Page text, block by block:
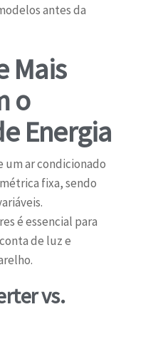
antes da
Mais
o
Energia
um ar condicionado
fixa, sendo
é essencial para
de luz e
vs.